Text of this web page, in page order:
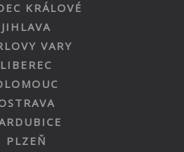
KRÁLOVÉ
JIHLAVA
VARY
LIBEREC
PLZEŇ